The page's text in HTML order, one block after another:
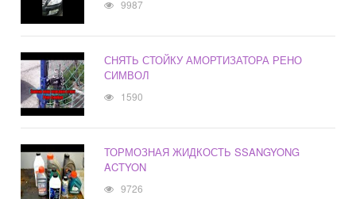
9987
СНЯТЬ СТОЙКУ АМОРТИЗАТОРА РЕНО
СИМВОЛ
1590
ТОРМОЗНАЯ ЖИДКОСТЬ SSANGYONG
ACTYON
9726